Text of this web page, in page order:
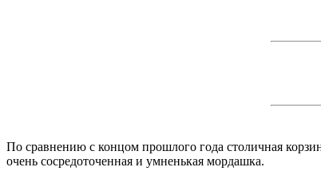
По сравнению с концом прошлого года столичная
очень сосредоточенная и умненькая мордашка.